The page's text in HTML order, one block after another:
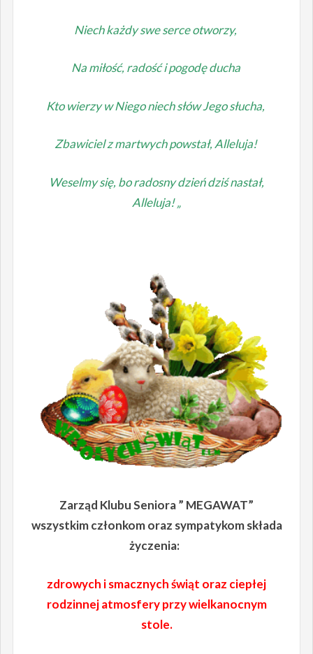
Niech każdy swe serce otworzy,
Na miłość, radość i pogodę ducha
Kto wierzy w Niego niech słów Jego słucha,
Zbawiciel z martwych powstał, Alleluja!
Weselmy się, bo radosny dzień dziś nastał,
Alleluja! „
Zarząd Klubu Seniora ” MEGAWAT”
wszystkim członkom oraz sympatykom składa
życzenia:
zdrowych i smacznych świąt oraz ciepłej
rodzinnej atmosfery przy wielkanocnym
stole.